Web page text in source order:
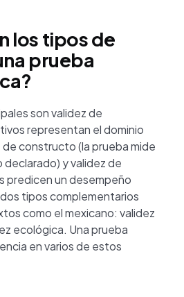
los tipos de
prueba
son validez de
representan el dominio
constructo (la prueba mide
declarado) y validez de
predicen un desempeño
tipos complementarios
como el mexicano: validez
ecológica. Una prueba
en varios de estos